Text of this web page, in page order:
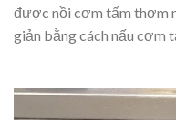
được nồi cơm tấm thơm
giản bằng cách nấu cơm